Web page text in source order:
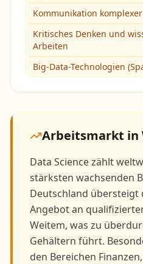
Kommunikation
Kritisches Denken und
Arbeiten
Big-Data-Technologien
Arbeitsmarkt in
Data Science zählt
stärksten wachsenden
Deutschland übersteigt
Angebot an
Weitem, was zu
Gehältern führt.
den Bereichen